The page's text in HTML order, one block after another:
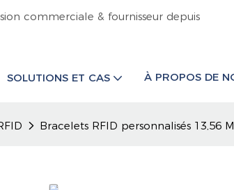
commerciale & fournisseur depuis
SOLUTIONS ET CAS À PROPOS DE
Bracelets RFID personnalisés 13,56